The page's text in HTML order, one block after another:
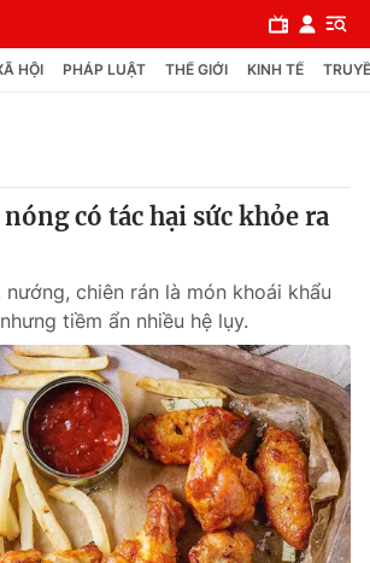
HỘI PHÁP LUẬT THẾ GIỚI KINH TẾ
có tác hại sức khỏe ra
chiên rán là món khoái khẩu
tiềm ẩn nhiều hệ lụy.